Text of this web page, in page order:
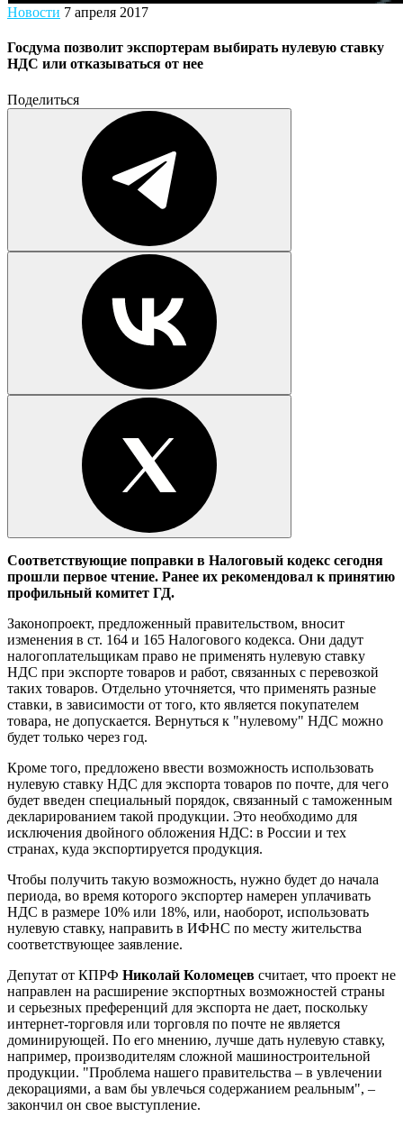
Новости 7 апреля 2017
Госдума позволит экспортерам выбирать нулевую ставку
НДС или отказываться от нее
Поделиться
Соответствующие поправки в Налоговый кодекс сегодня
прошли первое чтение. Ранее их рекомендовал к принятию
профильный комитет ГД.
Законопроект, предложенный правительством, вносит
изменения в ст. 164 и 165 Налогового кодекса. Они дадут
налогоплательщикам право не применять нулевую ставку
НДС при экспорте товаров и работ, связанных с перевозкой
таких товаров. Отдельно уточняется, что применять разные
ставки, в зависимости от того, кто является покупателем
товара, не допускается. Вернуться к "нулевому" НДС можно
будет только через год.
Кроме того, предложено ввести возможность использовать
нулевую ставку НДС для экспорта товаров по почте, для чего
будет введен специальный порядок, связанный с таможенным
декларированием такой продукции. Это необходимо для
исключения двойного обложения НДС: в России и тех
странах, куда экспортируется продукция.
Чтобы получить такую возможность, нужно будет до начала
периода, во время которого экспортер намерен уплачивать
НДС в размере 10% или 18%, или, наоборот, использовать
нулевую ставку, направить в ИФНС по месту жительства
соответствующее заявление.
Депутат от КПРФ Николай Коломецев считает, что проект не
направлен на расширение экспортных возможностей страны
и серьезных преференций для экспорта не дает, поскольку
интернет-торговля или торговля по почте не является
доминирующей. По его мнению, лучше дать нулевую ставку,
например, производителям сложной машиностроительной
продукции. "Проблема нашего правительства – в увлечении
декорациями, а вам бы увлечься содержанием реальным", –
закончил он свое выступление.